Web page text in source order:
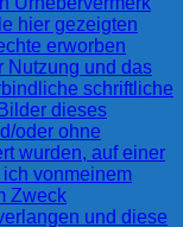
hier gezeigten
erworben
Nutzung und das
schriftliche
dieses
oder ohne
wurden, auf einer
vonmeinem
Zweck
und diese